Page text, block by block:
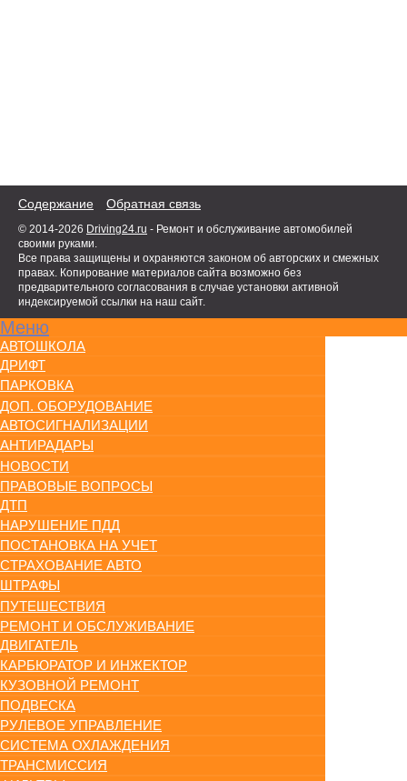
Содержание Обратная связь
© 2014-2026 Driving24.ru - Ремонт и обслуживание автомобилей
своими руками.
Все права защищены и охраняются законом об авторских и смежных
правах. Копирование материалов сайта возможно без
предварительного согласования в случае установки активной
индексируемой ссылки на наш сайт.
Меню
АВТОШКОЛА
ДРИФТ
ПАРКОВКА
ДОП. ОБОРУДОВАНИЕ
АВТОСИГНАЛИЗАЦИИ
АНТИРАДАРЫ
НОВОСТИ
ПРАВОВЫЕ ВОПРОСЫ
ДТП
НАРУШЕНИЕ ПДД
ПОСТАНОВКА НА УЧЕТ
СТРАХОВАНИЕ АВТО
ШТРАФЫ
ПУТЕШЕСТВИЯ
РЕМОНТ И ОБСЛУЖИВАНИЕ
ДВИГАТЕЛЬ
КАРБЮРАТОР И ИНЖЕКТОР
КУЗОВНОЙ РЕМОНТ
ПОДВЕСКА
РУЛЕВОЕ УПРАВЛЕНИЕ
СИСТЕМА ОХЛАЖДЕНИЯ
ТРАНСМИССИЯ